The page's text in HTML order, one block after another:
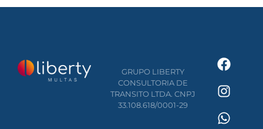
GRUPO LIBERTY
CONSULTORIA DE
TRANSITO LTDA. CNPJ
33.108.618/0001-29